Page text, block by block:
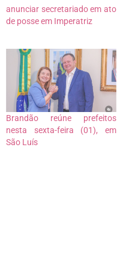
anunciar secretariado em ato
de posse em Imperatriz
Brandão reúne prefeitos
nesta sexta-feira (01), em
São Luís